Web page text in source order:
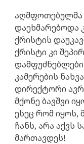
აღშფოთებულმა
დაეხმარებოდა
ქრისტის
ქრისტი კი
კამერების
დირექტორი
მქონე ბავშვი
ესეც რომ იყოს,
ჩანს, არა აქვს
მართავდეს!